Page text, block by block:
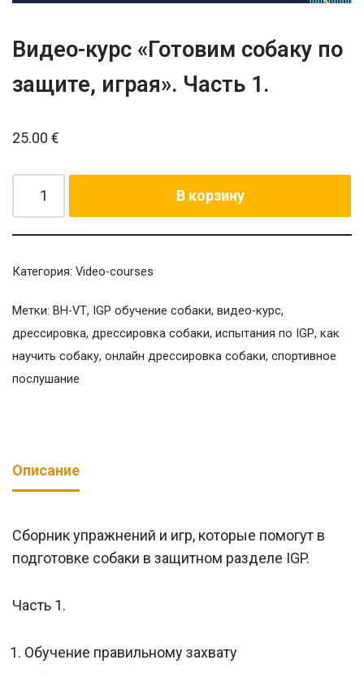
Видео-курс «Готовим собаку по
защите, играя». Часть 1.
25.00 €
В корзину
Категория: Video-courses
Метки: BH-VT, IGP обучение собаки, видео-курс,
дрессировка, дрессировка собаки, испытания по IGP, как
научить собаку, онлайн дрессировка собаки, спортивное
послушание
Описание
Сборник упражнений и игр, которые помогут в
подготовке собаки в защитном разделе IGP.
Часть 1.
Обучение правильному захвату